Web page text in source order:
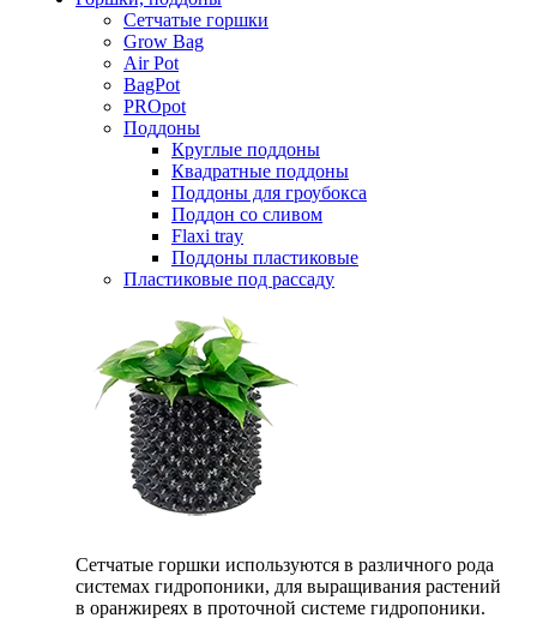
Сетчатые горшки
Grow Bag
Air Pot
BagPot
PROpot
Поддоны
Круглые поддоны
Квадратные поддоны
Поддоны для гроубокса
Поддон со сливом
Flaxi tray
Поддоны пластиковые
Пластиковые под рассаду
Сетчатые горшки используются в различного рода
системах гидропоники, для выращивания растений
в оранжиреях в проточной системе гидропоники.